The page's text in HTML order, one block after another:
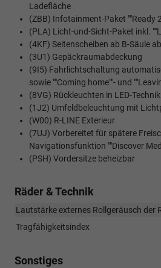
Ladefläche
(ZBB) Infotainment-Paket ""Ready
(PLA) Licht-und-Sicht-Paket inkl.
(4KF) Seitenscheiben ab B-Säule
(3U1) Gepäckraumabdeckung
(9I5) Fahrlichtschaltung
sowie ""Coming home""- und
(8VG) Rückleuchten in LED-Technik
(1J2) Umfeldbeleuchtung mit
(W00) R-LINE Exterieur
(7UJ) Vorbereitet für spätere
Navigationsfunktion ""Discover
(PSH) Vordersitze beheizbar
Räder & Technik
Lautstärke externes Rollgeräusch der
Tragfähigkeitsindex
Sonstiges